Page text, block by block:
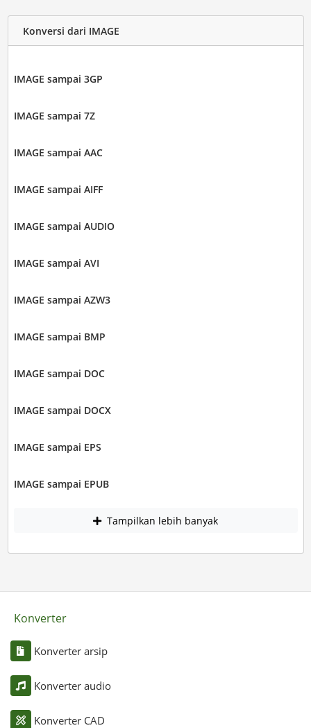
Konversi dari IMAGE
IMAGE sampai 3GP
IMAGE sampai 7Z
IMAGE sampai AAC
IMAGE sampai AIFF
IMAGE sampai AUDIO
IMAGE sampai AVI
IMAGE sampai AZW3
IMAGE sampai BMP
IMAGE sampai DOC
IMAGE sampai DOCX
IMAGE sampai EPS
IMAGE sampai EPUB
Tampilkan lebih banyak
Konverter
Konverter arsip
Konverter audio
Konverter CAD